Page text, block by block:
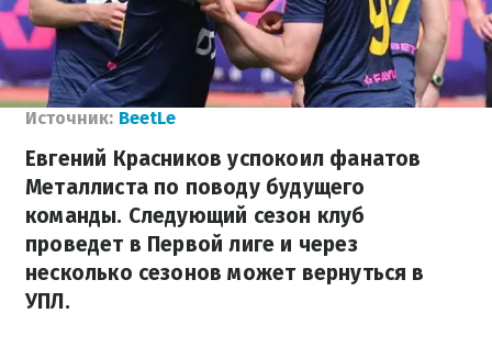
Источник: BeetLe
Евгений Красников успокоил фанатов
Металлиста по поводу будущего
команды. Следующий сезон клуб
проведет в Первой лиге и через
несколько сезонов может вернуться в
УПЛ.